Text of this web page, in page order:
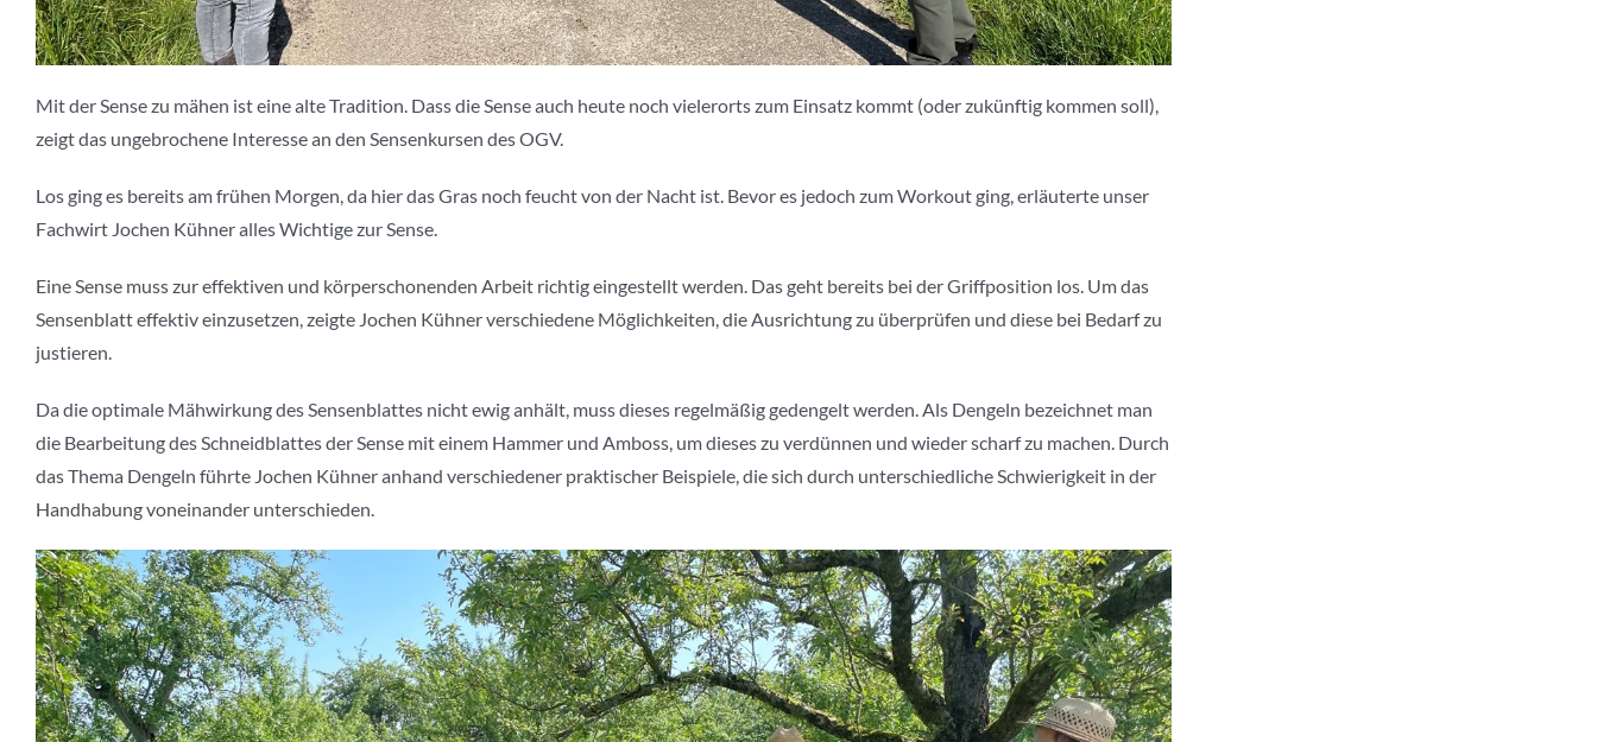
Mit der Sense zu mähen ist eine alte Tradition. Dass die Sense auch heute noch vielerorts zum Einsatz kommt (oder zukünftig kommen soll),
zeigt das ungebrochene Interesse an den Sensenkursen des OGV.
Los ging es bereits am frühen Morgen, da hier das Gras noch feucht von der Nacht ist. Bevor es jedoch zum Workout ging, erläuterte unser
Fachwirt Jochen Kühner alles Wichtige zur Sense.
Eine Sense muss zur effektiven und körperschonenden Arbeit richtig eingestellt werden. Das geht bereits bei der Griffposition los. Um das
Sensenblatt effektiv einzusetzen, zeigte Jochen Kühner verschiedene Möglichkeiten, die Ausrichtung zu überprüfen und diese bei Bedarf zu
justieren.
Da die optimale Mähwirkung des Sensenblattes nicht ewig anhält, muss dieses regelmäßig gedengelt werden. Als Dengeln bezeichnet man
die Bearbeitung des Schneidblattes der Sense mit einem Hammer und Amboss, um dieses zu verdünnen und wieder scharf zu machen. Durch
das Thema Dengeln führte Jochen Kühner anhand verschiedener praktischer Beispiele, die sich durch unterschiedliche Schwierigkeit in der
Handhabung voneinander unterschieden.